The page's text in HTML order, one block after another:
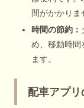
間がかかりま
時間の節約：
め、移動時間
ます。
配車アプ